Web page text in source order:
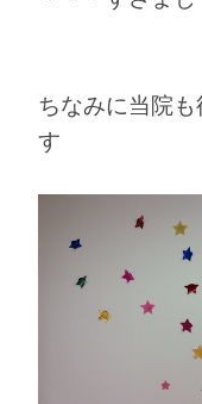
ちなみに当院
す